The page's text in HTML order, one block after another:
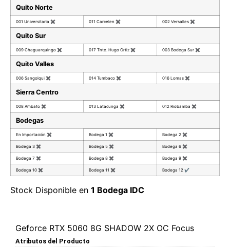
Quito Norte
001 Universitaria ✖ 011 Carcelen ✖ 002 Versalles ✖
Quito Sur
009 Chaguarquingo ✖ 017 Tnte. Hugo Ortiz ✖ 003 Bodega Sur ✖
Quito Valles
006 Sangolqui ✖ 014 Tumbaco ✖ 016 Lomas ✖
Sierra Centro
008 Ambato ✖ 013 Latacunga ✖ 012 Riobamba ✖
Bodegas
En Importación ✖ Bodega 1 ✖ Bodega 2 ✖
Bodega 3 ✖ Bodega 5 ✖ Bodega 6 ✖
Bodega 7 ✖ Bodega 8 ✖ Bodega 9 ✖
Bodega 10 ✖ Bodega 11 ✖ Bodega 12 ✔
Stock Disponible en 1 Bodega IDC
Geforce RTX 5060 8G SHADOW 2X OC Focus
Atributos del Producto